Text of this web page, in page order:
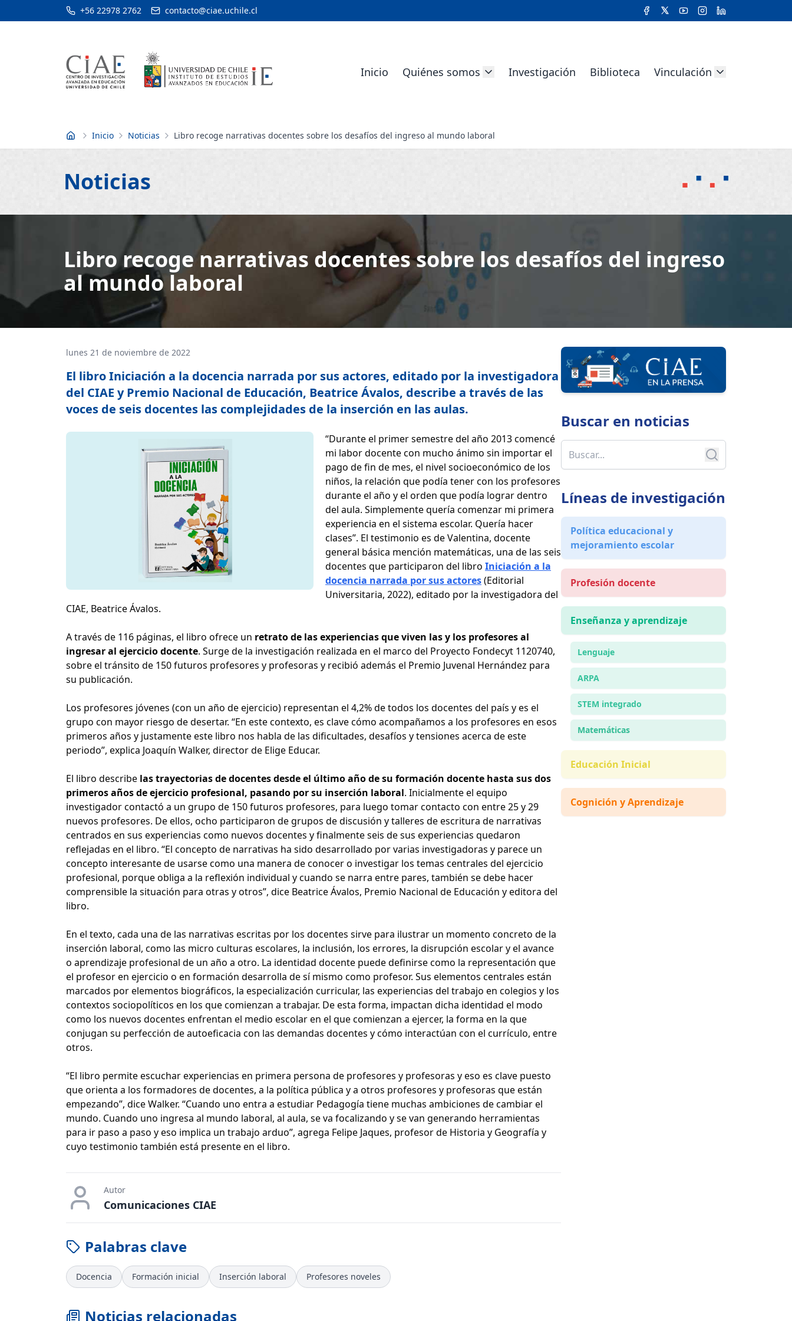
+56 22978 2762 contacto@ciae.uchile.cl
Inicio Quiénes somos Investigación Biblioteca Vinculación
Inicio Inicio Noticias Libro recoge narrativas docentes sobre los desafíos del ingreso al mundo laboral
Noticias
Libro recoge narrativas docentes sobre los desafíos del ingreso
al mundo laboral
lunes 21 de noviembre de 2022
El libro Iniciación a la docencia narrada por sus actores, editado por la investigadora
del CIAE y Premio Nacional de Educación, Beatrice Ávalos, describe a través de las
voces de seis docentes las complejidades de la inserción en las aulas.
“Durante el primer semestre del año 2013 comencé
mi labor docente con mucho ánimo sin importar el
pago de fin de mes, el nivel socioeconómico de los
niños, la relación que podía tener con los profesores
durante el año y el orden que podía lograr dentro
del aula. Simplemente quería comenzar mi primera
experiencia en el sistema escolar. Quería hacer
clases”. El testimonio es de Valentina, docente
general básica mención matemáticas, una de las seis
docentes que participaron del libro Iniciación a la
docencia narrada por sus actores(Editorial
Universitaria, 2022), editado por la investigadora del
CIAE, Beatrice Ávalos.
A través de 116 páginas, el libro ofrece un retrato de las experiencias que viven las y los profesores al
ingresar al ejercicio docente. Surge de la investigación realizada en el marco del Proyecto Fondecyt 1120740,
sobre el tránsito de 150 futuros profesores y profesoras y recibió además el Premio Juvenal Hernández para
su publicación.
Los profesores jóvenes (con un año de ejercicio) representan el 4,2% de todos los docentes del país y es el
grupo con mayor riesgo de desertar. “En este contexto, es clave cómo acompañamos a los profesores en esos
primeros años y justamente este libro nos habla de las dificultades, desafíos y tensiones acerca de este
periodo”, explica Joaquín Walker, director de Elige Educar.
El libro describe las trayectorias de docentes desde el último año de su formación docente hasta sus dos
primeros años de ejercicio profesional, pasando por su inserción laboral. Inicialmente el equipo
investigador contactó a un grupo de 150 futuros profesores, para luego tomar contacto con entre 25 y 29
nuevos profesores. De ellos, ocho participaron de grupos de discusión y talleres de escritura de narrativas
centrados en sus experiencias como nuevos docentes y finalmente seis de sus experiencias quedaron
reflejadas en el libro. “El concepto de narrativas ha sido desarrollado por varias investigadoras y parece un
concepto interesante de usarse como una manera de conocer o investigar los temas centrales del ejercicio
profesional, porque obliga a la reflexión individual y cuando se narra entre pares, también se debe hacer
comprensible la situación para otras y otros”, dice Beatrice Ávalos, Premio Nacional de Educación y editora del
libro.
En el texto, cada una de las narrativas escritas por los docentes sirve para ilustrar un momento concreto de la
inserción laboral, como las micro culturas escolares, la inclusión, los errores, la disrupción escolar y el avance
o aprendizaje profesional de un año a otro. La identidad docente puede definirse como la representación que
el profesor en ejercicio o en formación desarrolla de sí mismo como profesor. Sus elementos centrales están
marcados por elementos biográficos, la especialización curricular, las experiencias del trabajo en colegios y los
contextos sociopolíticos en los que comienzan a trabajar. De esta forma, impactan dicha identidad el modo
como los nuevos docentes enfrentan el medio escolar en el que comienzan a ejercer, la forma en la que
conjugan su perfección de autoeficacia con las demandas docentes y cómo interactúan con el currículo, entre
otros.
“El libro permite escuchar experiencias en primera persona de profesores y profesoras y eso es clave puesto
que orienta a los formadores de docentes, a la política pública y a otros profesores y profesoras que están
empezando”, dice Walker. “Cuando uno entra a estudiar Pedagogía tiene muchas ambiciones de cambiar el
mundo. Cuando uno ingresa al mundo laboral, al aula, se va focalizando y se van generando herramientas
para ir paso a paso y eso implica un trabajo arduo”, agrega Felipe Jaques, profesor de Historia y Geografía y
cuyo testimonio también está presente en el libro.
Autor
Comunicaciones CIAE
Palabras clave
Docencia Formación inicial Inserción laboral Profesores noveles
Noticias relacionadas
Buscar en noticias
Líneas de investigación
Política educacional y
mejoramiento escolar
Profesión docente
Enseñanza y aprendizaje
Lenguaje
ARPA
STEM integrado
Matemáticas
Educación Inicial
Cognición y Aprendizaje